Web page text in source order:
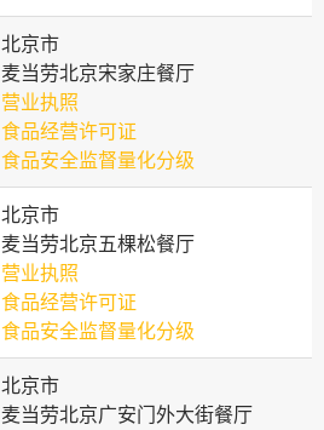
北京市
麦当劳北京宋家庄餐厅
营业执照
食品经营许可证
食品安全监督量化分级
北京市
麦当劳北京五棵松餐厅
营业执照
食品经营许可证
食品安全监督量化分级
北京市
麦当劳北京广安门外大街餐厅